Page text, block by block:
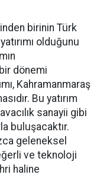
birinin Türk
olduğunu
dönemi
Kahramanmaraş
Bu yatırım
sanayii gibi
buluşacaktır.
geleneksel
ve teknoloji
haline